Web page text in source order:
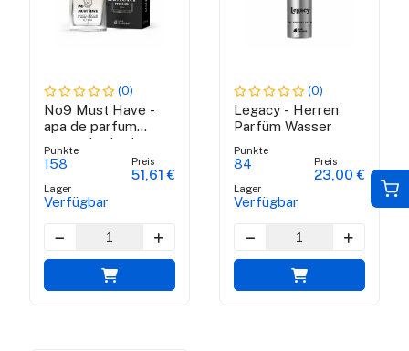
(0)
No9 Must Have -
apa de parfum
pentru barbati
Punkte
158
Lager
Verfügbar
Preis
51,61 €
(0)
Legacy - Herren
Parfüm Wasser
Punkte
84
Lager
Verfügbar
Preis
23,00 €